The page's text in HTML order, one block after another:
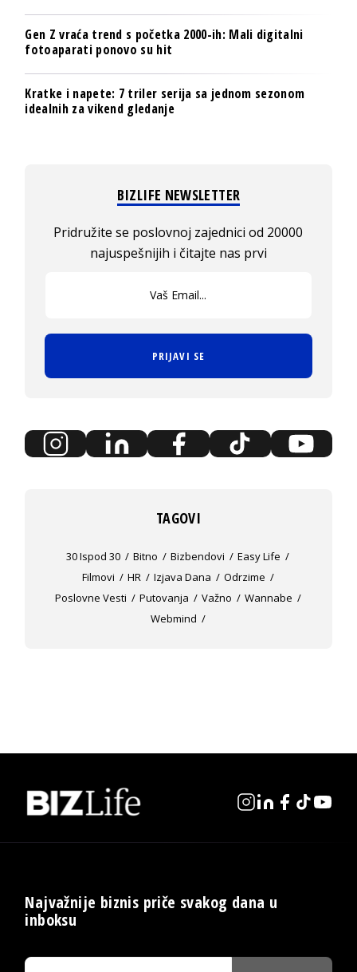
Gen Z vraća trend s početka 2000-ih: Mali digitalni
fotoaparati ponovo su hit
Kratke i napete: 7 triler serija sa jednom sezonom
idealnih za vikend gledanje
BIZLIFE NEWSLETTER
Pridružite se poslovnoj zajednici od 20000
najuspešnijih i čitajte nas prvi
PRIJAVI SE
TAGOVI
30 Ispod 30 Bitno Bizbendovi
Easy Life
Filmovi
HR Izjava Dana
Odrzime
Poslovne Vesti
Putovanja Važno
Wannabe
Webmind
Najvažnije biznis priče svakog dana u
inboksu